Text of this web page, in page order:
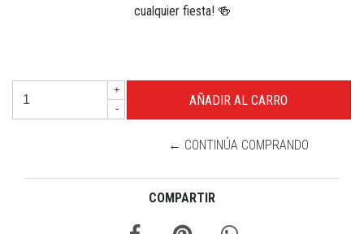
cualquier fiesta! 🍻
+
-
← CONTINÚA COMPRANDO
COMPARTIR